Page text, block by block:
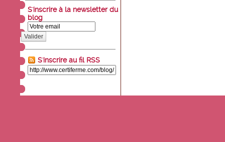
S'inscrire à la newsletter du
blog
Valider
S'inscrire au fil RSS